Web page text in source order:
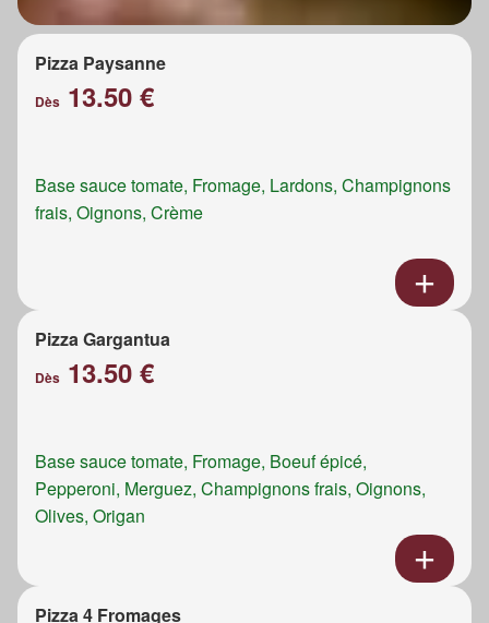
Pizza Paysanne
Dès 13.50 €
Base sauce tomate, Fromage, Lardons, Champignons
frais, Oignons, Crème
Pizza Gargantua
Dès 13.50 €
Base sauce tomate, Fromage, Boeuf épicé,
Pepperoni, Merguez, Champignons frais, Oignons,
Olives, Origan
Pizza 4 Fromages